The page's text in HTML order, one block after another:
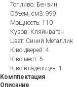
Топливо: Бензин
Объем, см3: 999
Мощность: 110
Кузов: Кляйнваген
Цвет: Синий Металлик
К-во дверей: 4
К-во мест: 5
К-во владельцев: 1
Комплектация
Описание